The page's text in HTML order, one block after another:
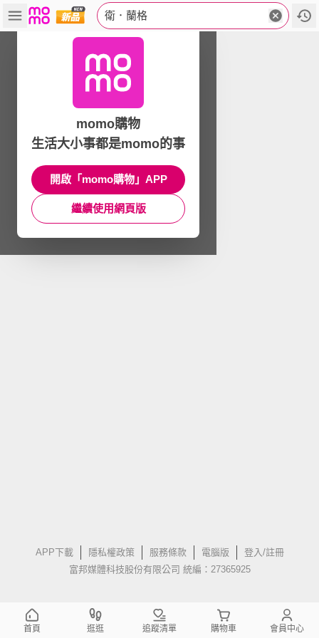
衛．蘭格
APP下載 隱私權政策 服務條款 電腦版
登入/註冊
富邦媒體科技股份有限公司 統編：27365925
momo購物
生活大小事都是momo的事
開啟「momo購物」APP
繼續使用網頁版
首頁 逛逛 追蹤清單 購物車 會員中心